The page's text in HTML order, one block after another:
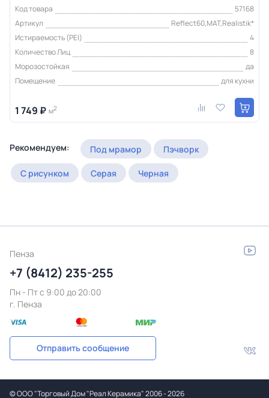
Код товара
57168
Артикул
Reflect60,MAT,Realistik*
Истираемость (PEI)
4
Количество Лиц
8
Морозостойкая
да
Помещение
для кухни
1 749 ₽ м2
Рекомендуем: Под мрамор Пэчворк
С рисунком Серая Черная
Пенза
+7 (8412) 235-255
Пн - Пт c 9:00 до 20:00
г. Пенза
Отправить сообщение
©ООО "Торговый Дом "Реал Керамика"2006 - 2026